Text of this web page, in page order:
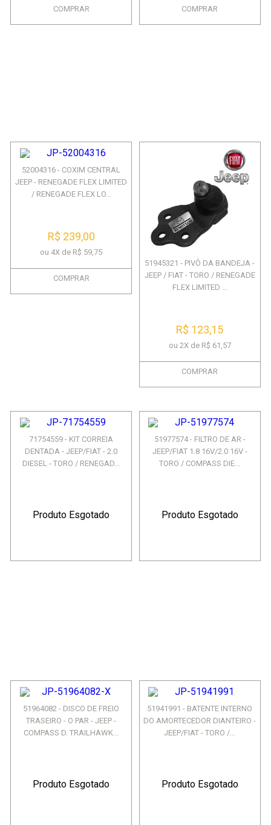
COMPRAR COMPRAR
52004316 - COXIM CENTRAL
JEEP - RENEGADE FLEX LIMITED
/ RENEGADE FLEX LO...
R$ 239,00
ou 4X de R$ 59,75
COMPRAR
51945321 - PIVÔ DA BANDEJA -
JEEP / FIAT - TORO / RENEGADE
FLEX LIMITED ...
R$ 123,15
ou 2X de R$ 61,57
COMPRAR
71754559 - KIT CORREIA
DENTADA - JEEP/FIAT - 2.0
DIESEL - TORO / RENEGAD...
Produto Esgotado
51977574 - FILTRO DE AR -
JEEP/FIAT 1.8 16V/2.0 16V -
TORO / COMPASS DIE...
Produto Esgotado
51964082 - DISCO DE FREIO
TRASEIRO - O PAR - JEEP -
COMPASS D. TRAILHAWK...
Produto Esgotado
51941991 - BATENTE INTERNO
DO AMORTECEDOR DIANTEIRO -
JEEP/FIAT - TORO /...
Produto Esgotado